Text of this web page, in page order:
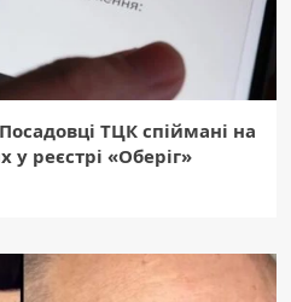
ТЦК спіймані на
у реєстрі «Оберіг»